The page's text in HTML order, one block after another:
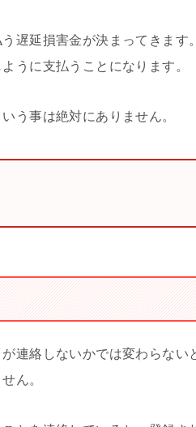
遅延損害金が決まってきます
うに支払うことになります。
う事は絶対にありません。
連絡しないかでは変わらない
ん。